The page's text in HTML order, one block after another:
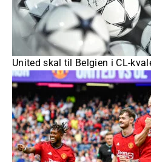
United skal til Belgien i CL-